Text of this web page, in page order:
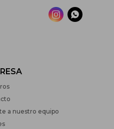
a nuestro equipo
 